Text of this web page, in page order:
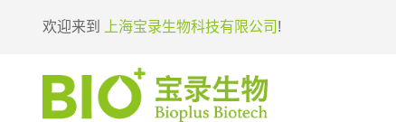
欢迎来到 上海宝录生物科技有限公司 !